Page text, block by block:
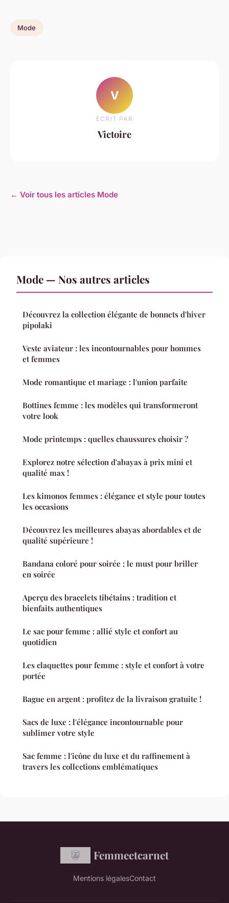
Mode
V
ECRIT PAR
Victoire
← Voir tous les articles Mode
Mode — Nos autres articles
Découvrez la collection élégante de bonnets d'hiver
pipolaki
Veste aviateur : les incontournables pour hommes
et femmes
Mode romantique et mariage : l'union parfaite
Bottines femme : les modèles qui transformeront
votre look
Mode printemps : quelles chaussures choisir ?
Explorez notre sélection d'abayas à prix mini et
qualité max !
Les kimonos femmes : élégance et style pour toutes
les occasions
Découvrez les meilleures abayas abordables et de
qualité supérieure !
Bandana coloré pour soirée : le must pour briller
en soirée
Aperçu des bracelets tibétains : tradition et
bienfaits authentiques
Le sac pour femme : allié style et confort au
quotidien
Les claquettes pour femme : style et confort à votre
portée
Bague en argent : profitez de la livraison gratuite !
Sacs de luxe : l'élégance incontournable pour
sublimer votre style
Sac femme : l'icône du luxe et du raffinement à
travers les collections emblématiques
Femmeetcarnet
Mentions légalesContact